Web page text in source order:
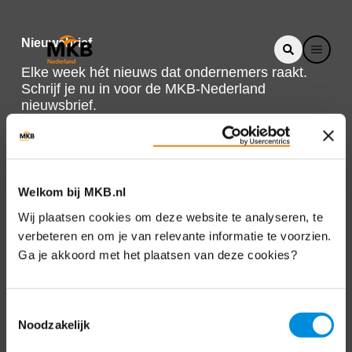
Welkom bij MKB.nl
Wij plaatsen cookies om deze website te analyseren, te
verbeteren en om je van relevante informatie te voorzien.
Ga je akkoord met het plaatsen van deze cookies?
Noodzakelijk
Nieuwsbrief
Elke week hét nieuws dat ondernemers raakt.
Schrijf je nu in voor de MKB-Nederland
nieuwsbrief.
Direct naar
Over ons
Bezuidenhoutseweg 12